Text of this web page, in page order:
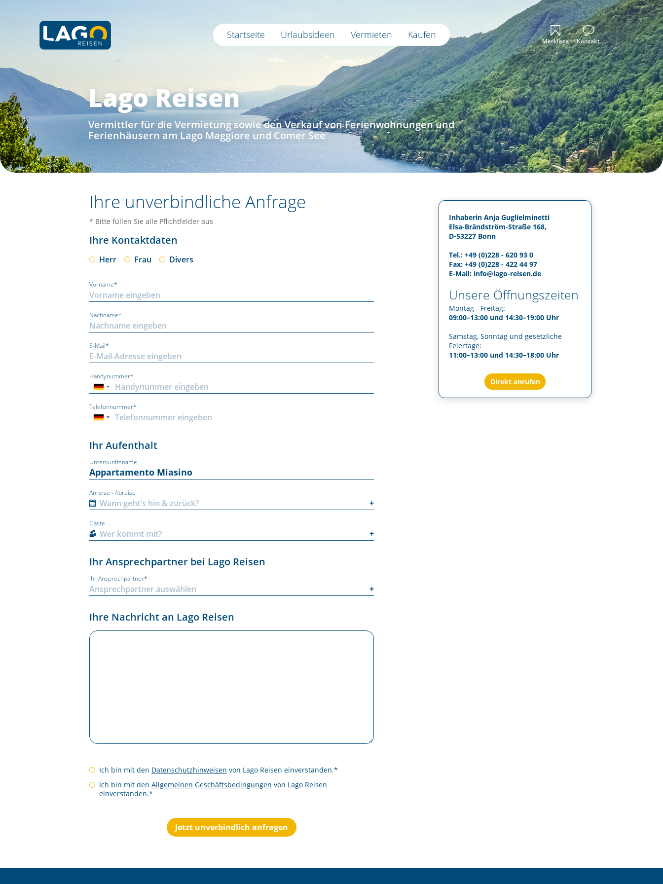
Merkliste Kontakt
Startseite Urlaubsideen Vermieten Kaufen
Lago Reisen
Vermittler für die Vermietung sowie den Verkauf von Ferienwohnungen und
Ferienhäusern am Lago Maggiore und Comer See
Ihre unverbindliche Anfrage
* Bitte füllen Sie alle Pflichtfelder aus
Ihre Kontaktdaten
Herr Frau Divers
Vorname*
Nachname*
E-Mail*
Handynummer*
Telefonnummer*
Ihr Aufenthalt
Unterkunftsname
Anreise - Abreise
Gäste
Ihr Ansprechpartner bei Lago Reisen
Ihr Ansprechpartner*
Ihre Nachricht an Lago Reisen
Ich bin mit den Datenschutzhinweisen von Lago Reisen einverstanden.*
Ich bin mit denAllgemeinen Geschäftsbedingungen von Lago Reisen
einverstanden.*
Jetzt unverbindlich anfragen
Inhaberin Anja Guglielminetti
Elsa-Brändström-Straße 168,
D-53227 Bonn
Tel.: +49 (0)228 - 620 93 0
Fax: +49 (0)228 - 422 44 97
E-Mail: info@lago-reisen.de
Unsere Öffnungszeiten
Montag - Freitag:
09:00–13:00 und 14:30–19:00 Uhr
Samstag, Sonntag und gesetzliche
Feiertage:
11:00–13:00 und 14:30–18:00 Uhr
Direkt anrufen